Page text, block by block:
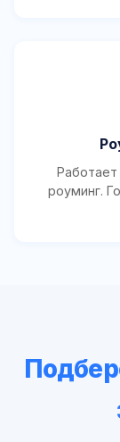
роуминг.